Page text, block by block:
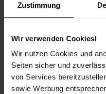
Zustimmung
Wir verwenden Cookies!
Wir nutzen Cookies und
Seiten sicher und
von Services
sowie Werbung
Payback Punkte